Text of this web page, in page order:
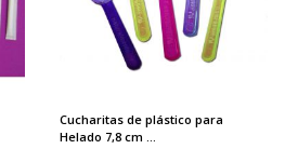
Cucharitas de plástico para
Helado 7,8 cm ...